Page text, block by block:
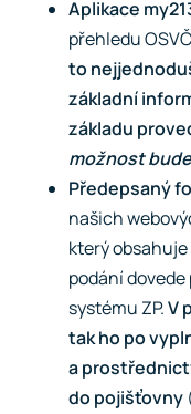
Aplikace
přehledu
to
základní
základu
možnost
Předepsaný
našich
který
podání
systému ZP.V
tak ho po
a
do pojišťovny